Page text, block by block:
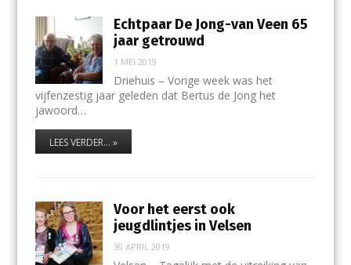
Echtpaar De Jong-van Veen 65
jaar getrouwd
1 MEI 2019
Driehuis – Vorige week was het
vijfenzestig jaar geleden dat Bertus de Jong het
jawoord…
LEES VERDER... »
Voor het eerst ook
jeugdlintjes in Velsen
30 APRIL 2019